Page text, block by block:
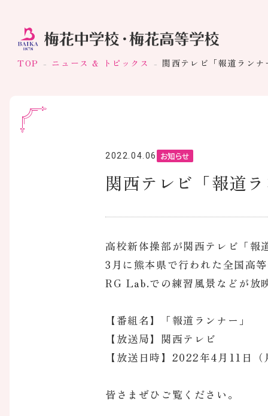
TOP ニュース & トピックス 関西テレビ「報道ラン
2022.04.06 お知らせ
関西テレビ「報道
高校新体操部が関西テレビ「報
3月に熊本県で行われた全国高
RG Lab.での練習風景などが放
【番組名】「報道ランナー」
【放送局】関西テレビ
【放送日時】2022年4月11日
皆さまぜひご覧ください。